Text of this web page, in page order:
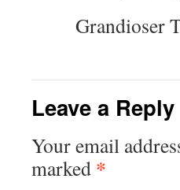
Grandioser
Leave a Reply
Your email
marked *